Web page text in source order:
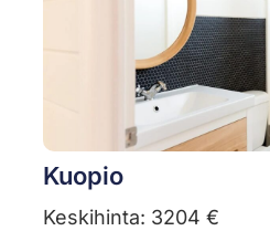
Kuopio
Keskihinta: 3204 €